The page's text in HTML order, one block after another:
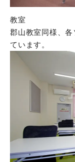
教室
郡山教室同様、
ています。